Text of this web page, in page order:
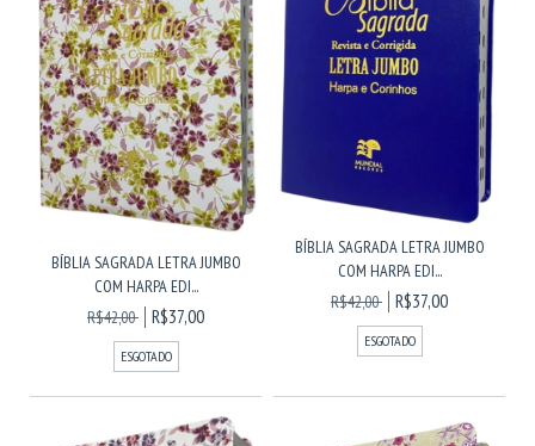
BÍBLIA SAGRADA LETRA JUMBO
COM HARPA EDI...
R$42,00
R$37,00
ESGOTADO
BÍBLIA SAGRADA LETRA JUMBO
COM HARPA EDI...
R$42,00
R$37,00
ESGOTADO